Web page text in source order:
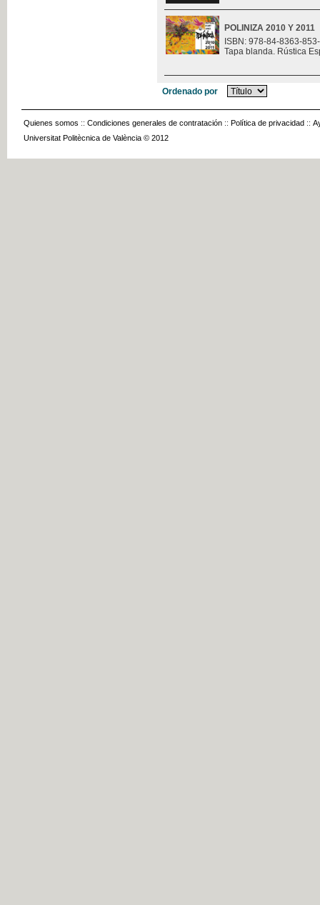
POLINIZA 2010 Y 2011
ISBN: 978-84-8363-
Tapa blanda. Rústica
Ordenado por
Quienes somos :: Condiciones generales de contratación :: Política de privacidad ::
Universitat Politècnica de València © 2012